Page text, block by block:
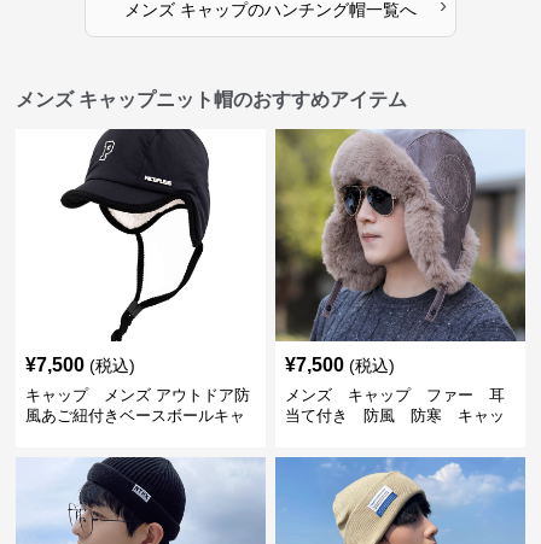
メンズ キャップのハンチング帽一覧へ
メンズ キャップニット帽のおすすめアイテム
¥7,500 (税込)
キャップ メンズ アウトドア防
風あご紐付きベースボールキャ
¥7,500 (税込)
メンズ キャップ ファー 耳
当て付き 防風 防寒 キャッ